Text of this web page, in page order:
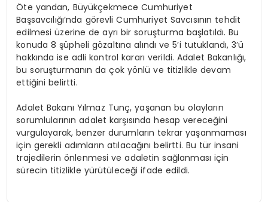
Öte yandan, Büyükçekmece Cumhuriyet
Başsavcılığı’nda görevli Cumhuriyet Savcısının tehdit
edilmesi üzerine de ayrı bir soruşturma başlatıldı. Bu
konuda 8 şüpheli gözaltına alındı ve 5’i tutuklandı, 3’ü
hakkında ise adli kontrol kararı verildi. Adalet Bakanlığı,
bu soruşturmanın da çok yönlü ve titizlikle devam
ettiğini belirtti.
Adalet Bakanı Yılmaz Tunç, yaşanan bu olayların
sorumlularının adalet karşısında hesap vereceğini
vurgulayarak, benzer durumların tekrar yaşanmaması
için gerekli adımların atılacağını belirtti. Bu tür insani
trajedilerin önlenmesi ve adaletin sağlanması için
sürecin titizlikle yürütüleceği ifade edildi.